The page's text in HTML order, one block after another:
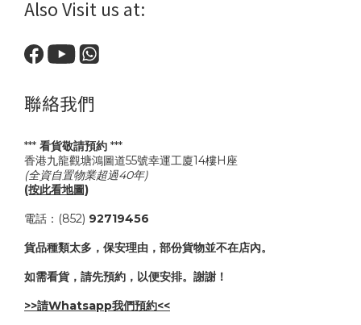
Also Visit us at:
聯絡我們
*** 看貨敬請預約 ***
香港九龍觀塘鴻圖道55號幸運工廈14樓H座
(全資自置物業超過40年)
(按此看地圖)
電話：(852) 92719456
貨品種類太多，保安理由，部份貨物並不在店內。
如需看貨，請先預約，以便安排。謝謝！
>>請Whatsapp我們預約<<